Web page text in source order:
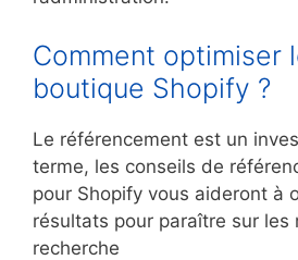
Comment optimiser
boutique Shopify ?
Le référencement est un
terme, les conseils de
pour Shopify vous aideront à
résultats pour paraître sur les
recherche